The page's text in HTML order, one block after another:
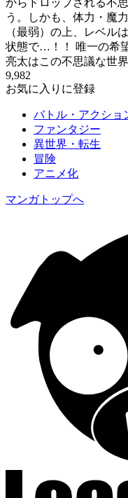
からドロップされる不
う。しかも、体力・魔
（最弱）の上、レベル
状態で…！！ 唯一の希
亮太はこの不思議な世
9,982
お気に入りに登録
バトル・アクショ
ファンタジー
異世界・転生
冒険
アニメ化
マンガトップへ